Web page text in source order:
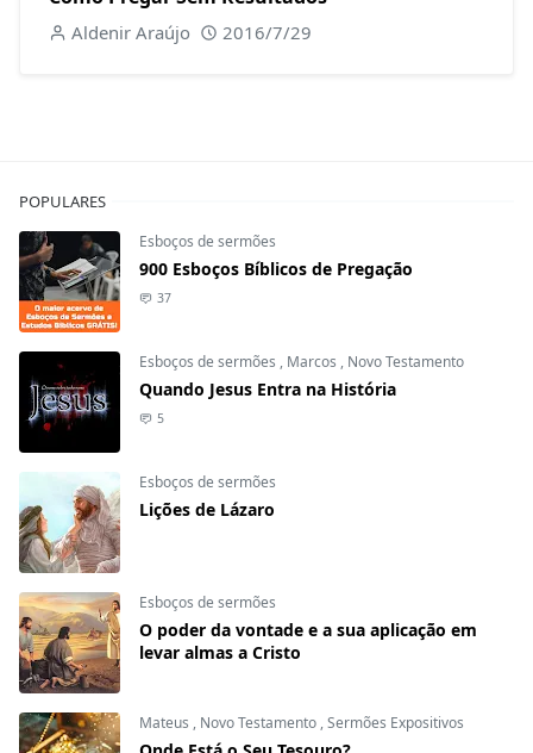
Aldenir Araújo 2016/7/29
POPULARES
Esboços de sermões
900 Esboços Bíblicos de Pregação
37
Esboços de sermões , Marcos , Novo Testamento
Quando Jesus Entra na História
5
Esboços de sermões
Lições de Lázaro
Esboços de sermões
O poder da vontade e a sua aplicação em
levar almas a Cristo
Mateus , Novo Testamento ,Sermões Expositivos